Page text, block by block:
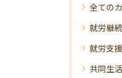
全ての
就労継
就労支援
共同生